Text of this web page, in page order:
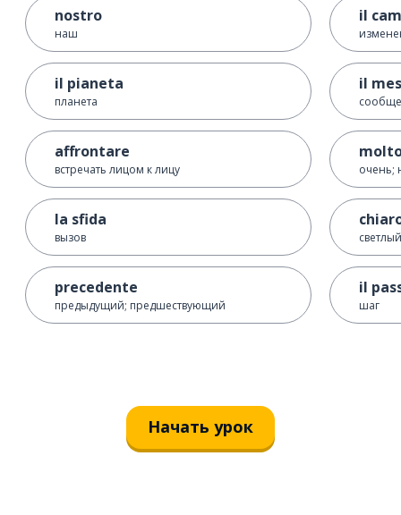
nostro
наш
il pianeta
планета
affrontare
встречать лицом к лицу
la sfida
вызов
precedente
предыдущий; предшествующий
il
il
очень;
светлый
il
шаг
Начать урок